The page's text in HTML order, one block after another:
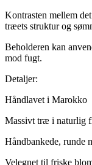
Kontrasten mellem
træets struktur og
Beholderen kan
mod fugt.
Detaljer:
Håndlavet i Marokko
Massivt træ i naturlig
Håndbankede, runde
Velegnet til friske